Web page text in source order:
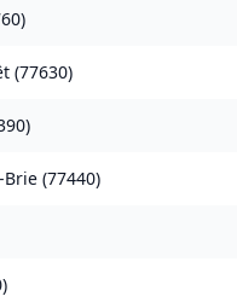
)
(77630)
)
Brie (77440)
)